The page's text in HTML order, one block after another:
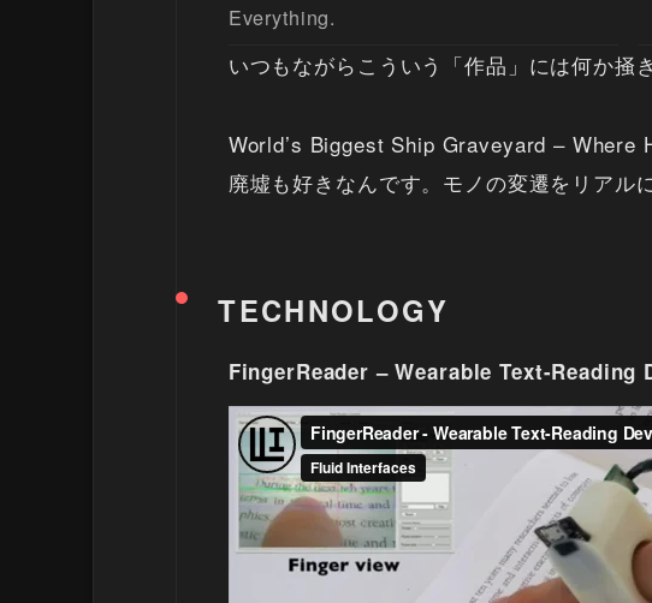
Everything.
いつもながらこういう「作品」には何か掻
World’s Biggest Ship Graveyard – Where
廃墟も好きなんです。モノの変遷をリアル
TECHNOLOGY
FingerReader – Wearable Text-Reading